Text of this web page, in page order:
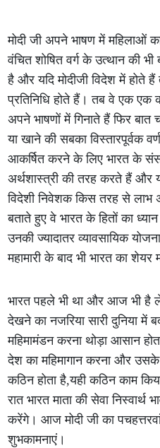
मोदी जी अपने भाषण में महिलाओं
वंचित शोषित वर्ग के उत्थान की
है और यदि मोदीजी विदेश में होते
प्रतिनिधि होते हैं। तब वे एक एक
अपने भाषणों में गिनाते हैं फिर बात
या खाने की सबका विस्तारपूर्वक
आकर्षित करने के लिए भारत के
अर्थशास्त्री की तरह करते हैं और
विदेशी निवेशक किस तरह से
बताते हुए वे भारत के हितों का
उनकी ज्यादातर व्यावसायिक
महामारी के बाद भी भारत का शेयर
भारत पहले भी था और आज भी है
देखने का नजरिया सारी दुनिया में
महिमामंडन करना थोड़ा आसान
देश का महिमागान करना और उसके
कठिन होता है,यही कठिन काम
रात भारत माता की सेवा
करेंगे। आज मोदी जी का
शुभकामनाएं।